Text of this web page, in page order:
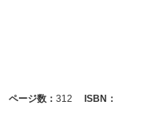
ページ数： 312
ISBN：